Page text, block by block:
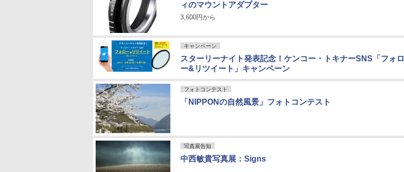
ィのマウントアダプター
3,600円から
キャンペーン
スターリーナイト発表記念！ケンコー・トキナーSNS「フォロ
ー&リツイート」キャンペーン
フォトコンテスト
「NIPPONの自然風景」フォトコンテスト
写真展告知
中西敏貴写真展：Signs